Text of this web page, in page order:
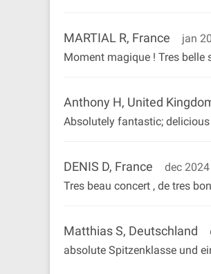
MARTIAL R, France
jan
Moment magique ! Tres belle
Anthony H, United
Absolutely fantastic;
DENIS D, France
dec 2024
Tres beau concert , de tres
Matthias S, Deutschland
absolute Spitzenklasse und